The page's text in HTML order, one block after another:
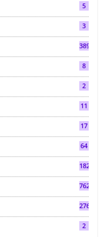
5
3
3892
8
2
11
17
64
182
7624
2763
2